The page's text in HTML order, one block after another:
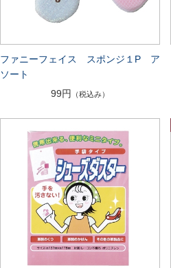
ファニーフェイス スポンジ１P ア
ソート
99円
（税込み）